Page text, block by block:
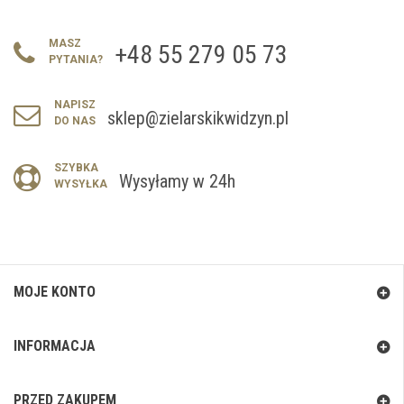
MASZ
PYTANIA?
+48 55 279 05 73
NAPISZ
DO NAS
sklep@zielarskikwidzyn.pl
SZYBKA
WYSYŁKA
Wysyłamy w 24h
MOJE KONTO
INFORMACJA
PRZED ZAKUPEM